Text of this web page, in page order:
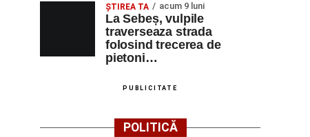
ŞTIREA TA acum 9 luni
La Sebeș, vulpile
traverseaza strada
folosind trecerea de
pietoni…
PUBLICITATE
POLITICĂ